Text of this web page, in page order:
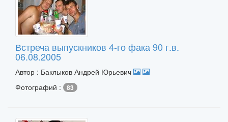
Встреча выпускников 4-го фака 90 г.в.
06.08.2005
Автор : Баклыков Андрей Юрьевич
Фотографий :
83